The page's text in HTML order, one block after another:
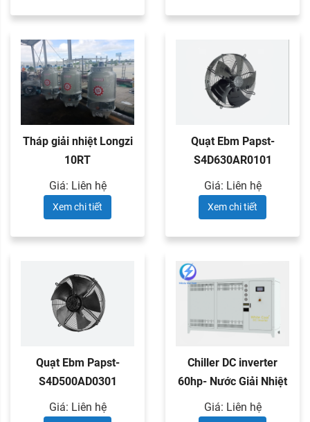
Tháp giải nhiệt Longzi
10RT
Giá: Liên hệ
Xem chi tiết
Quạt Ebm Papst-
S4D630AR0101
Giá: Liên hệ
Xem chi tiết
Quạt Ebm Papst-
S4D500AD0301
Giá: Liên hệ
Chiller DC inverter
60hp- Nước Giải Nhiệt
Giá: Liên hệ